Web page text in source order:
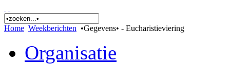
Home Weekberichten •Gegevens• - Eucharistieviering
Organisatie